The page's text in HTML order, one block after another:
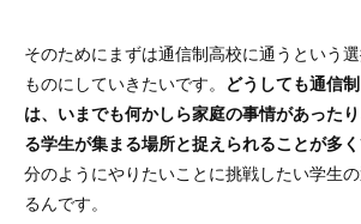
そのためにまずは通信制高校に通うという
ものにしていきたいです。 どうしても通信
は、いまでも何かしら家庭の事情があった
る学生が集まる場所と捉えられることが多く
分のようにやりたいことに挑戦したい学生
るんです。